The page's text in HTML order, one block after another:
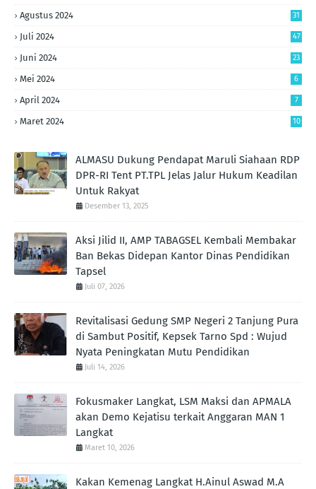
Agustus 2024 31
Juli 2024 47
Juni 2024 23
Mei 2024 6
April 2024 7
Maret 2024 10
ALMASU Dukung Pendapat Maruli Siahaan RDP
DPR-RI Tent PT.TPL Jelas Jalur Hukum Keadilan
Untuk Rakyat
Desember 13, 2025
Aksi Jilid II, AMP TABAGSEL Kembali Membakar
Ban Bekas Didepan Kantor Dinas Pendidikan
Tapsel
Juli 07, 2026
Revitalisasi Gedung SMP Negeri 2 Tanjung Pura
di Sambut Positif, Kepsek Tarno Spd : Wujud
Nyata Peningkatan Mutu Pendidikan
Juli 14, 2026
Fokusmaker Langkat, LSM Maksi dan APMALA
akan Demo Kejatisu terkait Anggaran MAN 1
Langkat
Maret 10, 2026
Kakan Kemenag Langkat H.Ainul Aswad M.A